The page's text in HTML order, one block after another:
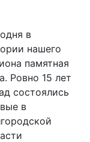
в
нашего
памятная
Ровно 15 лет
состоялись
в